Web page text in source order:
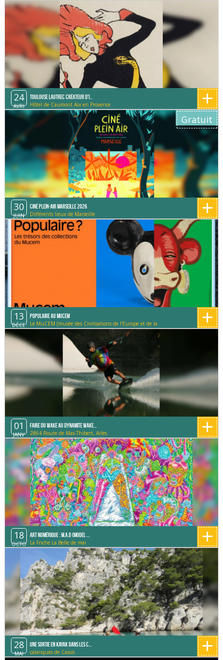
24
AVRI
Toulouse Lautrec créateur d'i...
Hôtel de Caumont Aix en Provence +
Gratuit
30
JUIN
Ciné Plein-Air Marseille 2026
Différents lieux de Marseille +
13
DÉCE
Populaire au MUCEM
Le MuCEM (musée des Civilisations de l'Europe et de la
+
01
JANV
Faire du Wake au Dynamite Wake...
2864 Route de Mas-Thibert, Arles +
18
OCTO
Art Numérique : M.A.D (Model ...
La Friche La Belle de mai +
28
MAI
Une sortie en Kayak dans les C...
calanques de Cassis +